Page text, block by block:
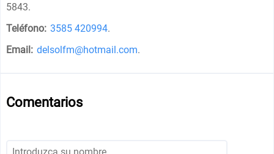
5843.
Teléfono: 3585 420994.
Email: delsolfm@hotmail.com.
Comentarios